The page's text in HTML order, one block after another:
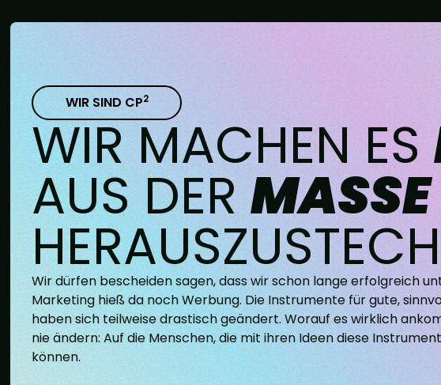
WIR SIND CP2
WIR MACHEN ES
AUS DERMASSE
Wir dürfen bescheiden sagen, dass wir schon lange erfolgreich
Marketing hieß da noch Werbung. Die Instrumente für gute,
haben sich teilweise drastisch geändert. Worauf es wirklich
nie ändern: Auf die Menschen, die mit ihren Ideen diese
können.